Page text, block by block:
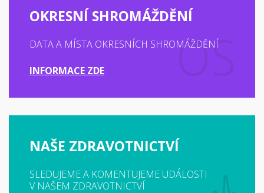
OKRESNÍ SHROMÁŽDĚNÍ
DATA A MÍSTA OKRESNÍCH SHROMÁŽDĚNÍ
INFORMACE ZDE
NAŠE ZDRAVOTNICTVÍ
SLEDUJEME A KOMENTUJEME UDÁLOSTI
V NAŠEM ZDRAVOTNICTVÍ